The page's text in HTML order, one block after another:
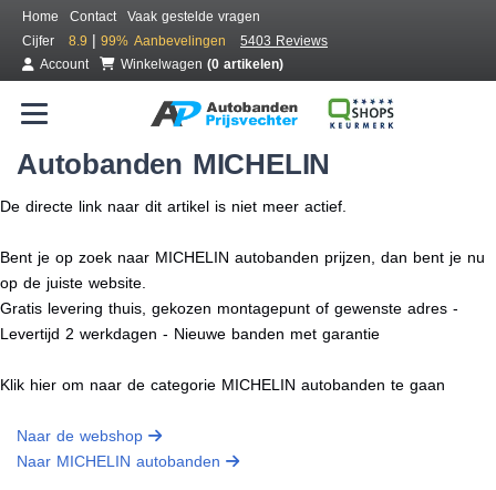
Home Contact
Vaak gestelde vragen
Cijfer
8.9 | 99% Aanbevelingen
5403 Reviews
Account
Winkelwagen (0 artikelen)
Autobanden MICHELIN
De directe link naar dit artikel is niet meer actief.
Bent je op zoek naar MICHELIN autobanden prijzen, dan bent je nu
op de juiste website.
Gratis levering thuis, gekozen montagepunt of gewenste adres -
Levertijd 2 werkdagen - Nieuwe banden met garantie
Klik hier om naar de categorie MICHELIN autobanden te gaan
Naar de webshop
Naar MICHELIN autobanden